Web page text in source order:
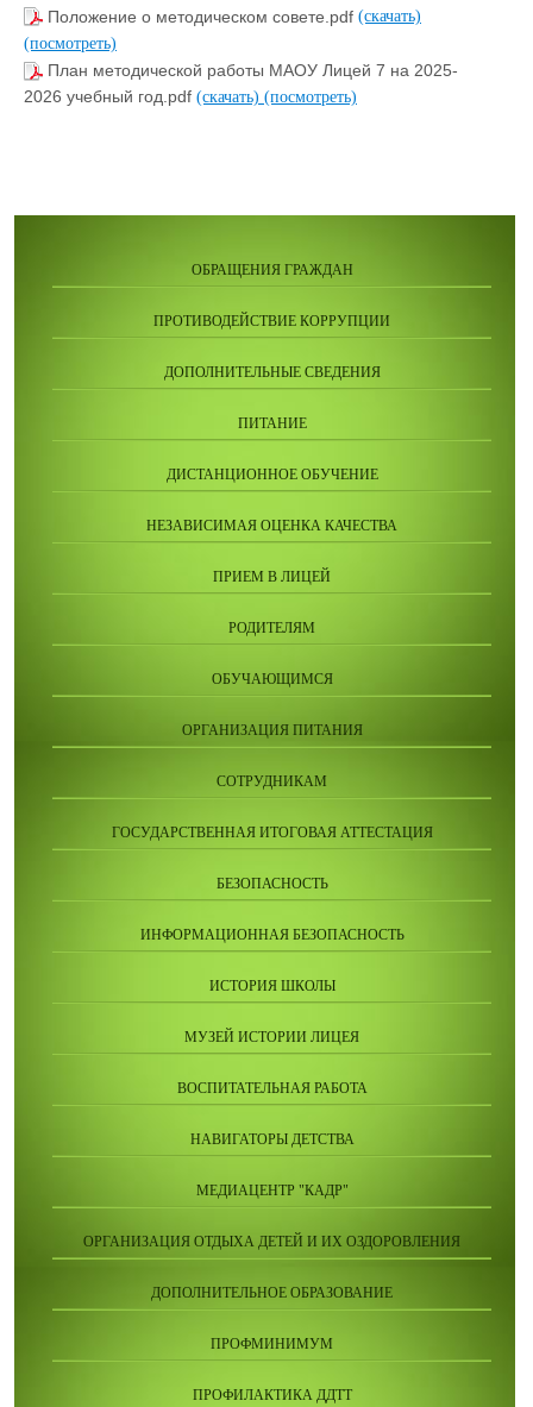
Положение о методическом совете.pdf (скачать)
(посмотреть)
План методической работы МАОУ Лицей 7 на 2025-
2026 учебный год.pdf (скачать) (посмотреть)
ОБРАЩЕНИЯ ГРАЖДАН
ПРОТИВОДЕЙСТВИЕ КОРРУПЦИИ
ДОПОЛНИТЕЛЬНЫЕ СВЕДЕНИЯ
ПИТАНИЕ
ДИСТАНЦИОННОЕ ОБУЧЕНИЕ
НЕЗАВИСИМАЯ ОЦЕНКА КАЧЕСТВА
ПРИЕМ В ЛИЦЕЙ
РОДИТЕЛЯМ
ОБУЧАЮЩИМСЯ
ОРГАНИЗАЦИЯ ПИТАНИЯ
СОТРУДНИКАМ
ГОСУДАРСТВЕННАЯ ИТОГОВАЯ АТТЕСТАЦИЯ
БЕЗОПАСНОСТЬ
ИНФОРМАЦИОННАЯ БЕЗОПАСНОСТЬ
ИСТОРИЯ ШКОЛЫ
МУЗЕЙ ИСТОРИИ ЛИЦЕЯ
ВОСПИТАТЕЛЬНАЯ РАБОТА
НАВИГАТОРЫ ДЕТСТВА
МЕДИАЦЕНТР "КАДР"
ОРГАНИЗАЦИЯ ОТДЫХА ДЕТЕЙ И ИХ ОЗДОРОВЛЕНИЯ
ДОПОЛНИТЕЛЬНОЕ ОБРАЗОВАНИЕ
ПРОФМИНИМУМ
ПРОФИЛАКТИКА ДДТТ